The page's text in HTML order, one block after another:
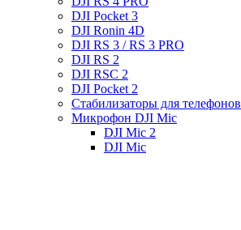
DJI Pocket 3
DJI Ronin 4D
DJI RS 3 / RS 3 PRO
DJI RS 2
DJI RSC 2
DJI Pocket 2
Стабилизаторы для телефонов
Микрофон DJI Mic
DJI Mic 2
DJI Mic